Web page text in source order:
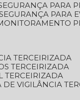
PARA
PARA
TERCEIRIZADA
TERCEIRIZADA
TERCEIRIZADA
DE VIGILÂNCIA